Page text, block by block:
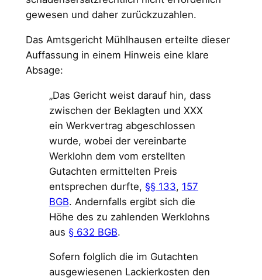
gewesen und daher zurückzuzahlen.
Das Amtsgericht Mühlhausen erteilte dieser
Auffassung in einem Hinweis eine klare
Absage:
„Das Gericht weist darauf hin, dass
zwischen der Beklagten und XXX
ein Werkvertrag abgeschlossen
wurde, wobei der vereinbarte
Werklohn dem vom erstellten
Gutachten ermittelten Preis
entsprechen durfte, §§ 133, 157
BGB. Andernfalls ergibt sich die
Höhe des zu zahlenden Werklohns
aus § 632 BGB.
Sofern folglich die im Gutachten
ausgewiesenen Lackierkosten den